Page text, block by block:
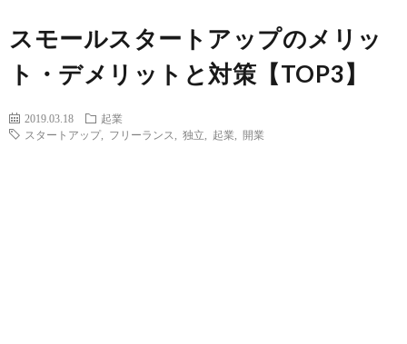
スモールスタートアップのメリッ
ト・デメリットと対策【TOP3】
2019.03.18
起業
スタートアップ, フリーランス 独立 起業 開業